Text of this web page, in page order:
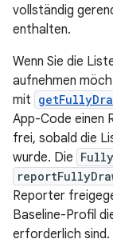
vollständig
enthalten.
Wenn Sie die
aufnehmen
mit
App-Code einen
frei, sobald die
wurde. Die
Reporter
Baseline-Profil
erforderlich sind.